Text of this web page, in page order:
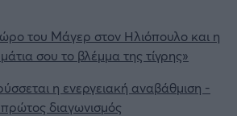
του Μάγερ στον Ηλιόπουλο και η
σου το βλέμμα της τίγρης»
η ενεργειακή αναβάθμιση -
διαγωνισμός